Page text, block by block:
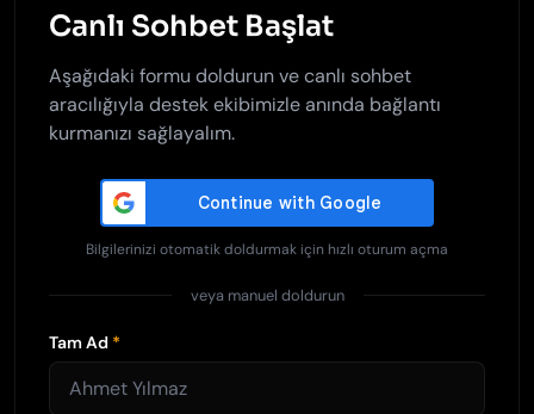
Canlı Sohbet Başlat
Aşağıdaki formu doldurun ve canlı sohbet
aracılığıyla destek ekibimizle anında bağlantı
kurmanızı sağlayalım.
Bilgilerinizi otomatik doldurmak için hızlı oturum açma
veya manuel doldurun
Tam Ad *